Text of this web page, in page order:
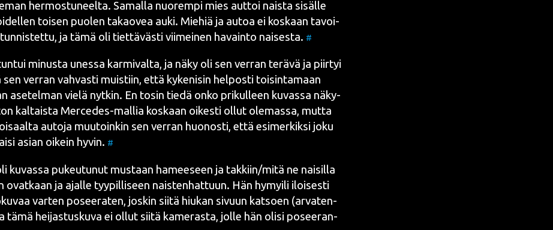
her­mos­tu­neel­ta. Samal­la nuo­rem­pi mies aut­toi nais­ta sisäl­le
toi­sen puo­len takao­vea auki. Mie­hiä ja autoa ei kos­kaan tavoi­
ja tämä oli tiet­tä­väs­ti vii­mei­nen havain­to nai­ses­ta. #
minus­ta unes­sa kar­mi­val­ta, ja näky oli sen ver­ran terä­vä ja piir­tyi
sen ver­ran vah­vas­ti muis­tiin, että kyke­ni­sin hel­pos­ti toi­sin­ta­maan
ase­tel­man vie­lä nyt­kin. En tosin tie­dä onko pri­kul­leen kuvas­sa näky­
kal­tais­ta Merce­des-mal­lia kos­kaan oikes­ti ollut ole­mas­sa, mut­ta
auto­ja muu­toin­kin sen ver­ran huo­nos­ti, että esi­mer­kik­si joku
asian oikein hyvin. #
kuvas­sa pukeu­tu­nut mus­taan hamee­seen ja takkiin/mitä ne nai­sil­la
ovat­kaan ja ajal­le tyy­pil­li­seen nais­ten­hat­tuun. Hän hymyi­li iloi­ses­ti
var­ten posee­ra­ten, jos­kin sii­tä hiu­kan sivuun kat­soen (arva­ten­
tämä hei­jas­tus­ku­va ei ollut sii­tä kame­ras­ta, jol­le hän oli­si posee­ran­